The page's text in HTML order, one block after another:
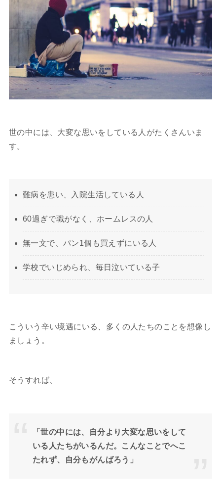
世の中には、大変な思いをしている人がたくさんいま
す。
難病を患い、入院生活している人
60過ぎで職がなく、ホームレスの人
無一文で、パン1個も買えずにいる人
学校でいじめられ、毎日泣いている子
こういう辛い境遇にいる、多くの人たちのことを想像し
ましょう。
そうすれば、
「世の中には、自分より大変な思いをして
いる人たちがいるんだ。こんなことでへこ
たれず、自分もがんばろう」